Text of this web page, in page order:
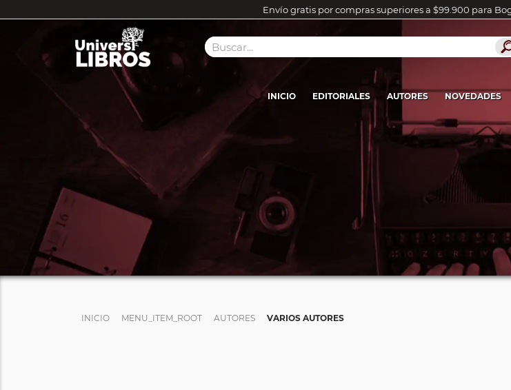
Envío gratis por compras superiores a $99.900 para
INICIO EDITORIALES AUTORES NOVEDADES
INICIO MENU_ITEM_ROOT AUTORES VARIOS AUTORES